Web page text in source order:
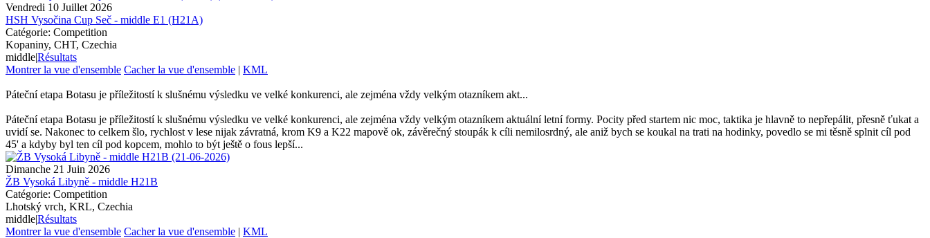
Vendredi 10 Juillet 2026
HSH Vysočina Cup Seč - middle E1 (H21A)
Catégorie: Competition
Kopaniny, CHT, Czechia
middle|Résultats
Montrer la vue d'ensemble Cacher la vue d'ensemble | KML
Páteční etapa Botasu je příležitostí k slušnému výsledku ve velké konkurenci, ale zejména vždy velkým otazníkem akt...
Páteční etapa Botasu je příležitostí k slušnému výsledku ve velké konkurenci, ale zejména vždy velkým otazníkem aktuální letní formy. Pocity před startem nic moc, taktika je hlavně to nepřepálit, přesně ťukat a
uvidí se. Nakonec to celkem šlo, rychlost v lese nijak závratná, krom K9 a K22 mapově ok, závěrečný stoupák k cíli nemilosrdný, ale aniž bych se koukal na trati na hodinky, povedlo se mi těsně splnit cíl pod
45' a kdyby byl ten cíl pod kopcem, mohlo to být ještě o fous lepší...
Dimanche 21 Juin 2026
ŽB Vysoká Libyně - middle H21B
Catégorie: Competition
Lhotský vrch, KRL, Czechia
middle|Résultats
Montrer la vue d'ensemble Cacher la vue d'ensemble | KML